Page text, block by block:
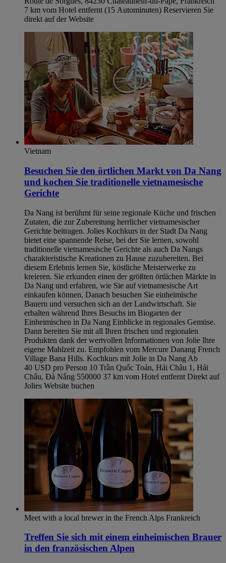
7 km vom Hotel entfernt (15 Autominuten) Reservieren Sie
direkt auf der Website
Vietnam
Besuchen Sie den örtlichen Markt von Da Nang
und kochen Sie traditionelle vietnamesische
Gerichte
Da Nang ist berühmt für seine regionale Küche und frischen
Zutaten, die zur Zubereitung herrlicher vietnamesischer
Gerichte beitragen. Jolies Kochkurs in der Stadt Da Nang
bietet eine spannende Reise, bei der Sie lernen, sowohl
traditionelle vietnamesische Gerichte als auch Da Nangs
charakteristische Kreationen zu Hause zuzubereiten. Bei
diesem Erlebnis lernen Sie, köstliche Meisterwerke zu
kreieren. Sie erkunden einen der größten örtlichen Märkte in
Da Nang und erfahren, wie Sie auf vietnamesische Art
einkaufen können. Danach besuchen Sie einheimische
Bauern und versuchen sich an der Landwirtschaft. Sie
erhalten während Ihres Besuchs im Biogarten der
Einheimischen in Da Nang Einblicke in regionales Gemüse.
Dann bereiten Sie mit all Ihren frischen und regionalen
Produkten dank der wertvollen Informationen von Jolie Ihre
eigene Mahlzeit zu. Empfohlen vom Mercure Danang French
Village Bana Hills. Kochkurs mit Jolie in Da Nang Ab
40 USD pro Person 10 Trần Quốc Toản, Hải Châu 1, Hải
Châu, Đà Nẵng 550000 37 km vom Hotel entfernt Direkt auf
Jolies Website buchen
Meet with a local brewer in the French Alps Frankreich
Treffen Sie sich mit einem einheimischen Brauer
in den französischen Alpen